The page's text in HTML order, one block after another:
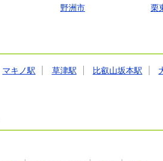
野洲市 栗
マキノ駅 草津駅 比叡山坂本駅